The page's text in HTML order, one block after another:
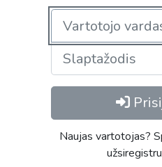
Naujas vartotojas?